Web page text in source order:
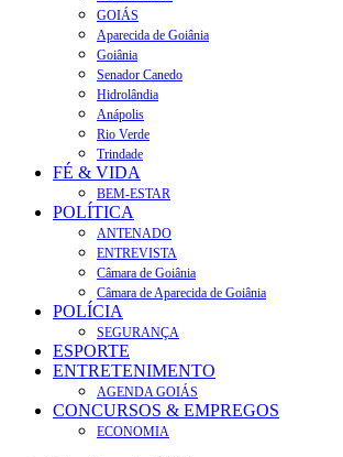
GOIÁS
Aparecida de Goiânia
Goiânia
Senador Canedo
Hidrolândia
Anápolis
Rio Verde
Trindade
FÉ & VIDA
BEM-ESTAR
POLÍTICA
ANTENADO
ENTREVISTA
Câmara de Goiânia
Câmara de Aparecida de Goiânia
POLÍCIA
SEGURANÇA
ESPORTE
ENTRETENIMENTO
AGENDA GOIÁS
CONCURSOS & EMPREGOS
ECONOMIA